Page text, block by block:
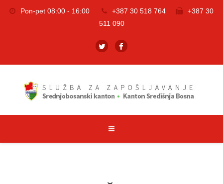
Pon-pet 08:00 - 16:00 +387 30 518 764
+387 30
511 090